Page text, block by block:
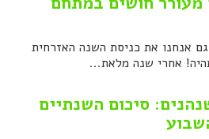
אנחנו את כניסת השנה האזרחית
אחרי שנה מלאת...
סיכום השנתיים